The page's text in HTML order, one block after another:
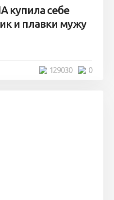
купила себе
и плавки мужу
0
129030